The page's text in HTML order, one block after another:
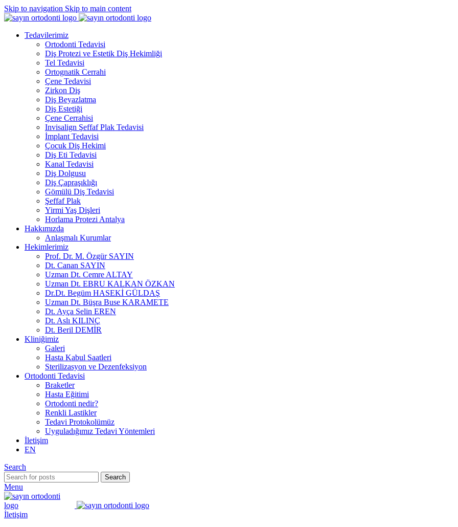
Skip to navigation Skip to main content
Tedavilerimiz
Ortodonti Tedavisi
Diş Protezi ve Estetik Diş Hekimliği
Tel Tedavisi
Ortognatik Cerrahi
Çene Tedavisi
Zirkon Diş
Diş Beyazlatma
Diş Estetiği
Çene Cerrahisi
Invisalign Şeffaf Plak Tedavisi
İmplant Tedavisi
Çocuk Diş Hekimi
Diş Eti Tedavisi
Kanal Tedavisi
Diş Dolgusu
Diş Çapraşıklığı
Gömülü Diş Tedavisi
Şeffaf Plak
Yirmi Yaş Dişleri
Horlama Protezi Antalya
Hakkımızda
Anlaşmalı Kurumlar
Hekimlerimiz
Prof. Dr. M. Özgür SAYIN
Dt. Canan SAYIN
Uzman Dt. Cemre ALTAY
Uzman Dt. EBRU KALKAN ÖZKAN
Dr.Dt. Begüm HASEKİ GÜLDAŞ
Uzman Dt. Büşra Buse KARAMETE
Dt. Ayça Selin EREN
Dt. Aslı KILINÇ
Dt. Beril DEMİR
Kliniğimiz
Galeri
Hasta Kabul Saatleri
Sterilizasyon ve Dezenfeksiyon
Ortodonti Tedavisi
Braketler
Hasta Eğitimi
Ortodonti nedir?
Renkli Lastikler
Tedavi Protokolümüz
Uyguladığımız Tedavi Yöntemleri
İletişim
EN
Search
Search
Menu
İletişim